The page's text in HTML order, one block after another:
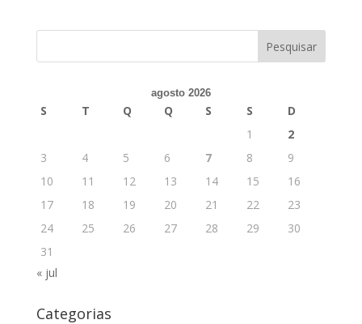
agosto 2026
S T Q Q S S
D
1
2
3
4 5 6 7 8
9
10
11 12 13 14 15
16
17
18 19 20 21 22
23
24
25 26 27 28 29
30
31
« jul
Categorias